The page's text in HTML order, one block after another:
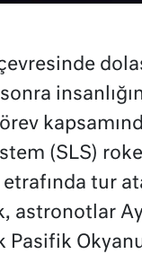
(SLS)
etrafında tur
astronotlar
Pasifik